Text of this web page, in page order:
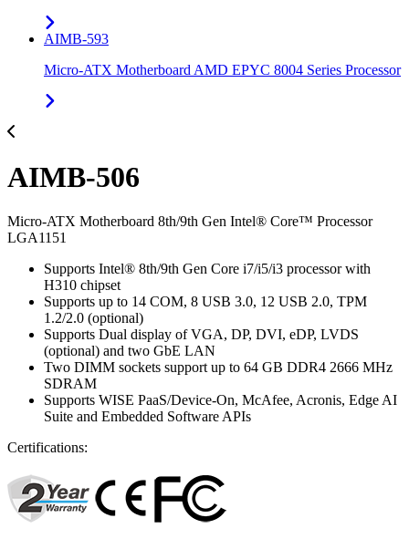
AIMB-593
Micro-ATX Motherboard AMD EPYC 8004 Series Processor
AIMB-506
Micro-ATX Motherboard 8th/9th Gen Intel® Core™ Processor
LGA1151
Supports Intel® 8th/9th Gen Core i7/i5/i3 processor with
H310 chipset
Supports up to 14 COM, 8 USB 3.0, 12 USB 2.0, TPM
1.2/2.0 (optional)
Supports Dual display of VGA, DP, DVI, eDP, LVDS
(optional) and two GbE LAN
Two DIMM sockets support up to 64 GB DDR4 2666 MHz
SDRAM
Supports WISE PaaS/Device-On, McAfee, Acronis, Edge AI
Suite and Embedded Software APIs
Certifications: